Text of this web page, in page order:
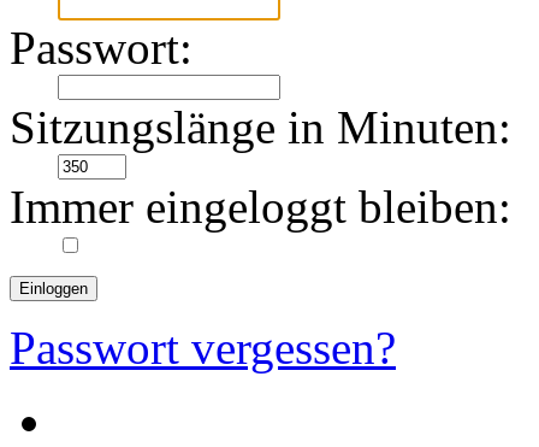
Passwort:
Sitzungslänge in Minuten:
Immer eingeloggt bleiben:
Passwort vergessen?